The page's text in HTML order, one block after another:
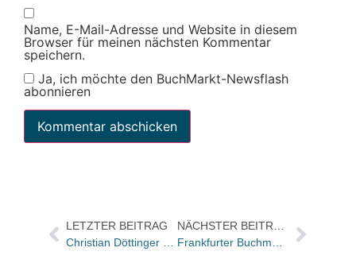
Name, E-Mail-Adresse und Website in diesem
Browser für meinen nächsten Kommentar
speichern.
Ja, ich möchte den BuchMarkt-Newsflash
abonnieren
LETZTER BEITRAG